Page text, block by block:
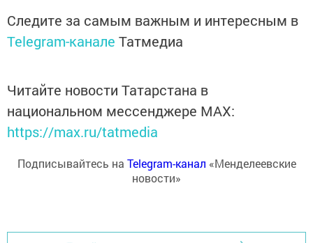
Следите за самым важным и интересным в
Telegram-канале Татмедиа
Читайте новости Татарстана в
национальном мессенджере MАХ:
https://max.ru/tatmedia
Подписывайтесь на Telegram-канал «Менделеевские
новости»